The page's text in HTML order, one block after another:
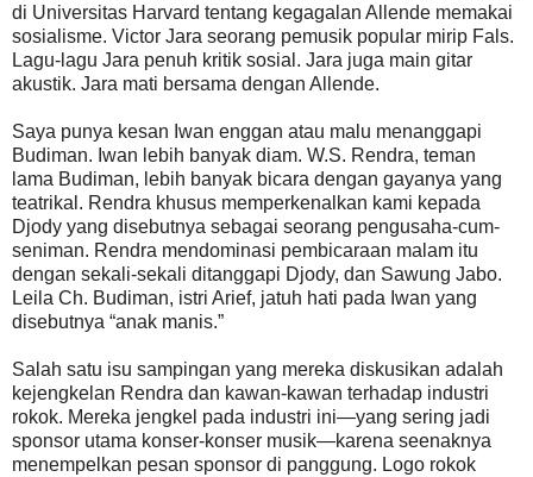
di Universitas Harvard tentang kegagalan Allende memakai
sosialisme. Victor Jara seorang pemusik popular mirip Fals.
Lagu-lagu Jara penuh kritik sosial. Jara juga main gitar
akustik. Jara mati bersama dengan Allende.
Saya punya kesan Iwan enggan atau malu menanggapi
Budiman. Iwan lebih banyak diam. W.S. Rendra, teman
lama Budiman, lebih banyak bicara dengan gayanya yang
teatrikal. Rendra khusus memperkenalkan kami kepada
Djody yang disebutnya sebagai seorang pengusaha-cum-
seniman. Rendra mendominasi pembicaraan malam itu
dengan sekali-sekali ditanggapi Djody, dan Sawung Jabo.
Leila Ch. Budiman, istri Arief, jatuh hati pada Iwan yang
disebutnya “anak manis.”
Salah satu isu sampingan yang mereka diskusikan adalah
kejengkelan Rendra dan kawan-kawan terhadap industri
rokok. Mereka jengkel pada industri ini—yang sering jadi
sponsor utama konser-konser musik—karena seenaknya
menempelkan pesan sponsor di panggung. Logo rokok